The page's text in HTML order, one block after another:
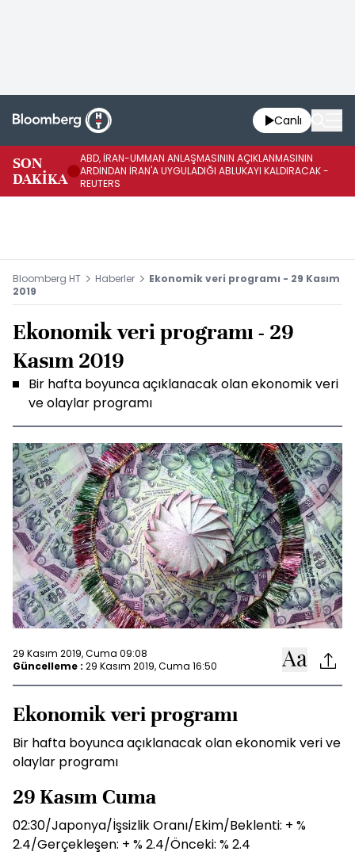
Canlı
SON
DAKİKA
ABD, İRAN-UMMAN ANLAŞMASININ AÇIKLANMASININ
ARDINDAN İRAN'A UYGULADIĞI ABLUKAYI KALDIRACAK -
REUTERS
Bloomberg HT Haberler
Ekonomik veri programı - 29 Kasım
2019
Ekonomik veri programı - 29
Kasım 2019
Bir hafta boyunca açıklanacak olan ekonomik veri
ve olaylar programı
29 Kasım 2019, Cuma 09:08
Güncelleme : 29 Kasım 2019, Cuma 16:50
Ekonomik veri programı
Bir hafta boyunca açıklanacak olan ekonomik veri ve
olaylar programı
29 Kasım Cuma
02:30/Japonya/İşsizlik Oranı/Ekim/Beklenti: + %
2.4/Gerçekleşen: + % 2.4/Önceki: % 2.4